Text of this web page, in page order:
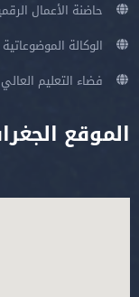
حاضنة الأعمال
الوكالة
فضاء التعليم
الموقع